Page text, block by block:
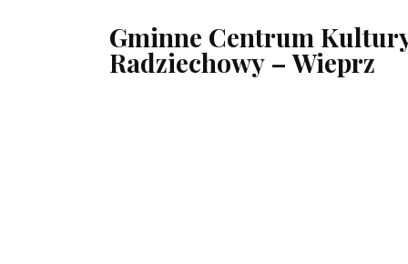
Gminne Centrum
Radziechowy – Wieprz